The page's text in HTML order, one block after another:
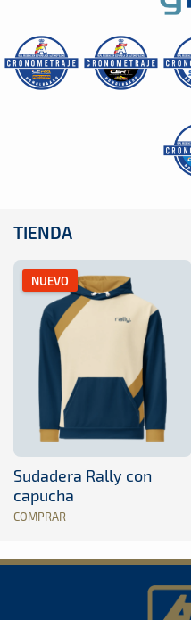
TIENDA
NUEVO
Sudadera Rally con
capucha
COMPRAR